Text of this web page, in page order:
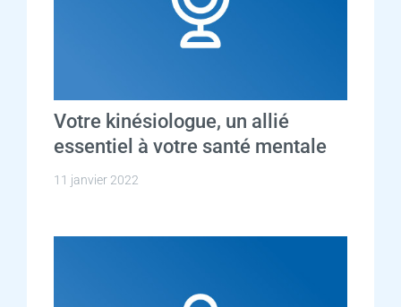
Votre kinésiologue, un allié
essentiel à votre santé mentale
11 janvier 2022